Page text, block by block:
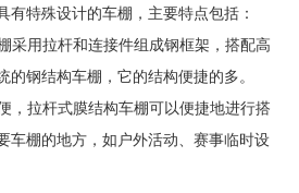
有特殊设计的车棚，主要特点包括：
采用拉杆和连接件组成钢框架，搭配高
的钢结构车棚，它的结构便捷的多。
，拉杆式膜结构车棚可以便捷地进行搭
车棚的地方，如户外活动、赛事临时设